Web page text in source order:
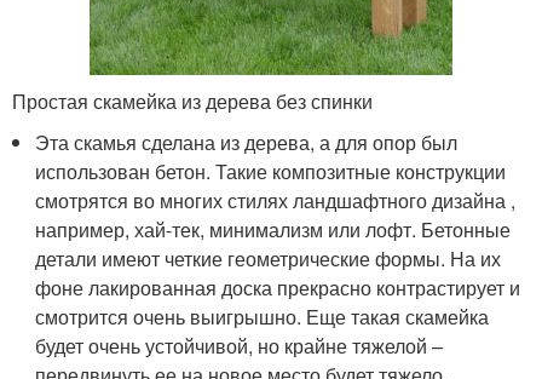
Простая скамейка из дерева без спинки
Эта скамья сделана из дерева, а для опор был
использован бетон. Такие композитные конструкции
смотрятся во многих стилях ландшафтного дизайна ,
например, хай-тек, минимализм или лофт. Бетонные
детали имеют четкие геометрические формы. На их
фоне лакированная доска прекрасно контрастирует и
смотрится очень выигрышно. Еще такая скамейка
будет очень устойчивой, но крайне тяжелой –